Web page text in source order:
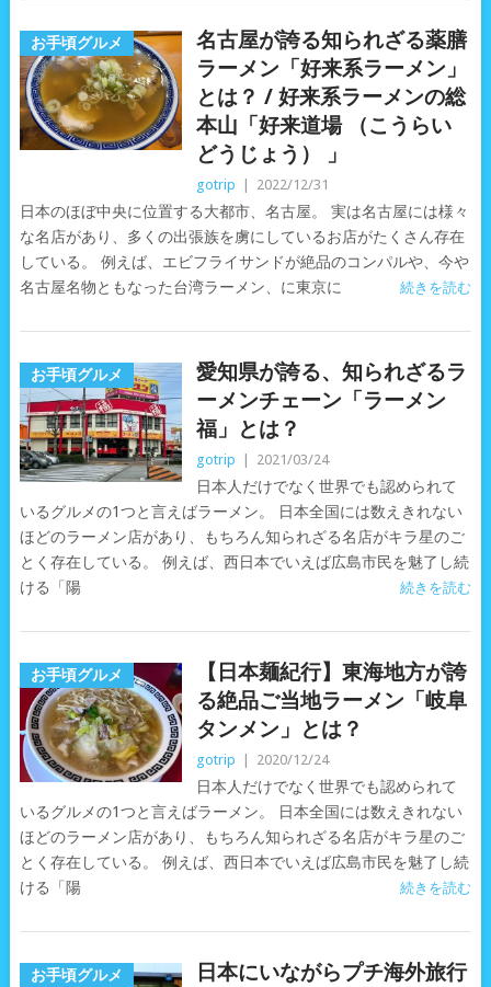
お手頃グルメ
名古屋が誇る知られざる薬膳
ラーメン「好来系ラーメン」
とは？ / 好来系ラーメンの総
本山「好来道場 （こうらい
どうじょう） 」
gotrip 2022/12/31
日本のほぼ中央に位置する大都市、名古屋。 実は名古屋には様々
な名店があり、多くの出張族を虜にしているお店がたくさん存在
している。 例えば、エビフライサンドが絶品のコンパルや、今や
名古屋名物ともなった台湾ラーメン、に東京に
続きを読む
お手頃グルメ
愛知県が誇る、知られざるラ
ーメンチェーン「ラーメン
福」とは？
gotrip 2021/03/24
日本人だけでなく世界でも認められて
いるグルメの1つと言えばラーメン。 日本全国には数えきれない
ほどのラーメン店があり、もちろん知られざる名店がキラ星のご
とく存在している。 例えば、西日本でいえば広島市民を魅了し続
ける「陽
続きを読む
お手頃グルメ
【日本麺紀行】東海地方が誇
る絶品ご当地ラーメン「岐阜
タンメン」とは？
gotrip 2020/12/24
日本人だけでなく世界でも認められて
いるグルメの1つと言えばラーメン。 日本全国には数えきれない
ほどのラーメン店があり、もちろん知られざる名店がキラ星のご
とく存在している。 例えば、西日本でいえば広島市民を魅了し続
ける「陽
続きを読む
お手頃グルメ
日本にいながらプチ海外旅行